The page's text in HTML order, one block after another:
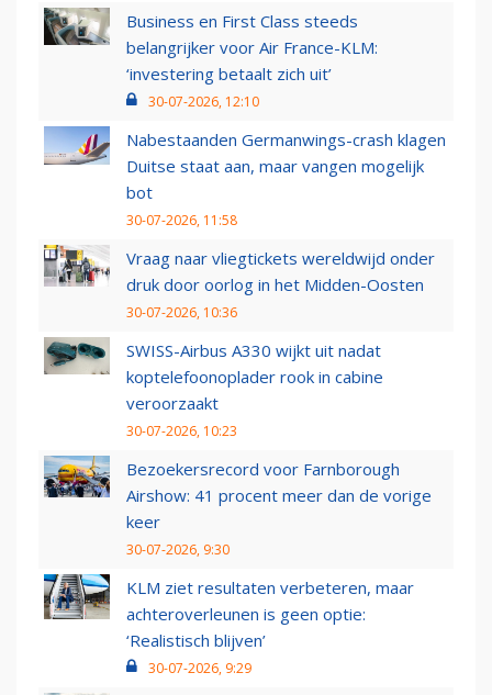
Business en First Class steeds
belangrijker voor Air France-KLM:
‘investering betaalt zich uit’
30-07-2026, 12:10
Nabestaanden Germanwings-crash klagen
Duitse staat aan, maar vangen mogelijk
bot
30-07-2026, 11:58
Vraag naar vliegtickets wereldwijd onder
druk door oorlog in het Midden-Oosten
30-07-2026, 10:36
SWISS-Airbus A330 wijkt uit nadat
koptelefoonoplader rook in cabine
veroorzaakt
30-07-2026, 10:23
Bezoekersrecord voor Farnborough
Airshow: 41 procent meer dan de vorige
keer
30-07-2026, 9:30
KLM ziet resultaten verbeteren, maar
achteroverleunen is geen optie:
‘Realistisch blijven’
30-07-2026, 9:29